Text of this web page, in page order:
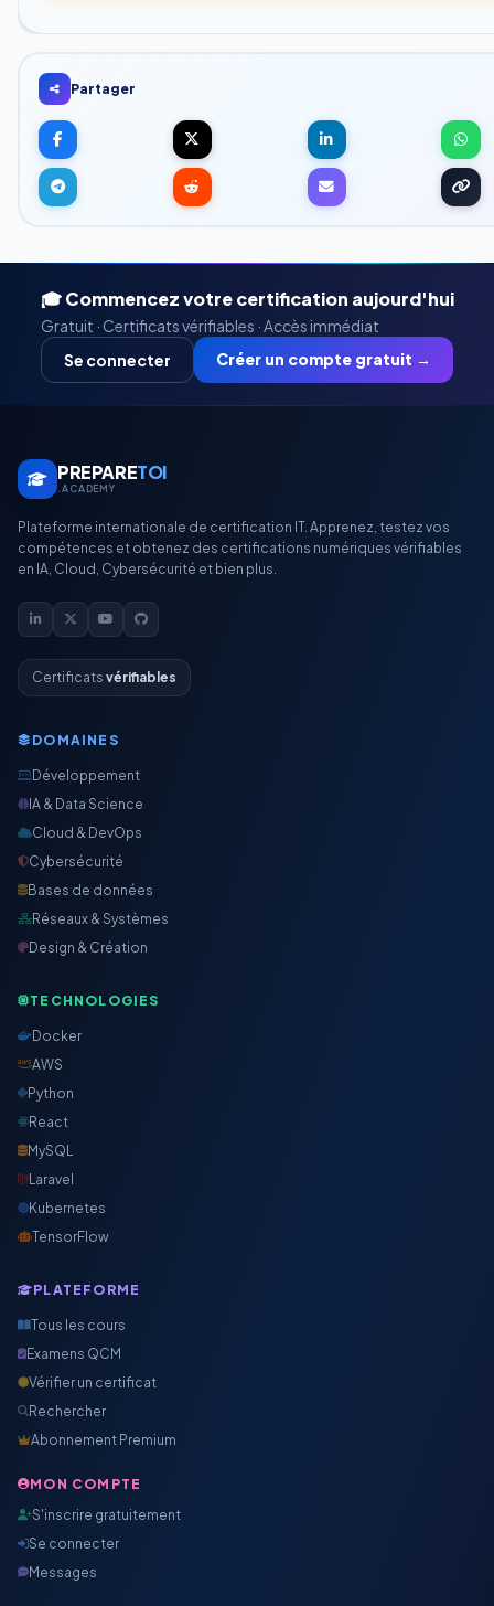
Partager
🎓 Commencez votre certification aujourd'hui
Gratuit · Certificats vérifiables · Accès immédiat
Se connecter
Créer un compte gratuit →
PREPARETOI
.ACADEMY
Plateforme internationale de certification IT. Apprenez, testez vos
compétences et obtenez des certifications numériques vérifiables
en IA, Cloud, Cybersécurité et bien plus.
Certificats vérifiables
DOMAINES
Développement
IA & Data Science
Cloud & DevOps
Cybersécurité
Bases de données
Réseaux & Systèmes
Design & Création
TECHNOLOGIES
Docker
AWS
Python
React
MySQL
Laravel
Kubernetes
TensorFlow
PLATEFORME
Tous les cours
Examens QCM
Vérifier un certificat
Rechercher
Abonnement Premium
MON COMPTE
S'inscrire gratuitement
Se connecter
Messages